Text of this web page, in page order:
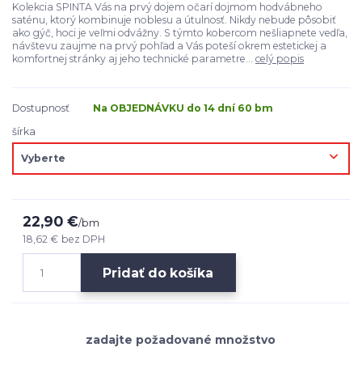
Kolekcia SPINTA Vás na prvý dojem očarí dojmom hodvábneho
saténu, ktorý kombinuje noblesu a útulnosť. Nikdy nebude pôsobiť
ako gýč, hoci je veľmi odvážny. S týmto kobercom nešliapnete vedľa,
návštevu zaujme na prvý pohľad a Vás poteší okrem estetickej a
komfortnej stránky aj jeho technické parametre... celý popis
Dostupnosť
Na OBJEDNÁVKU do 14 dní 60 bm
šírka
22,90 €/bm
18,62 € bez DPH
Pridať do košíka